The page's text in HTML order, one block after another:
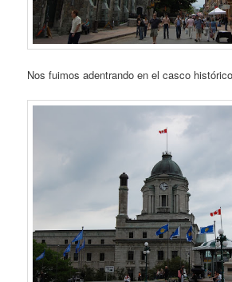
Nos fuimos adentrando en el casco